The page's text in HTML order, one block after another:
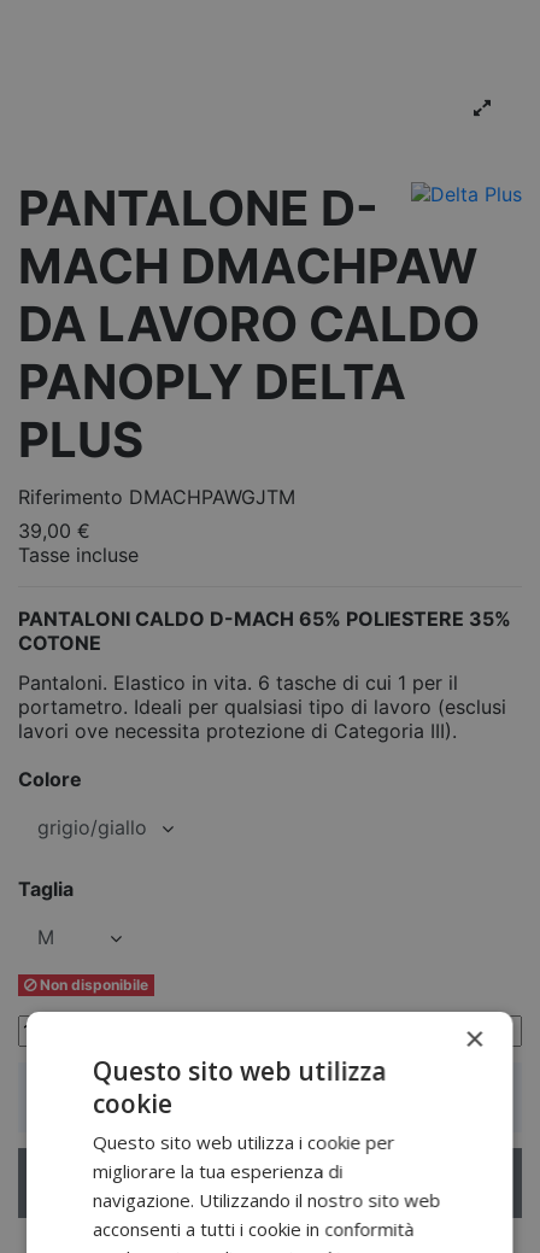
PANTALONE D-
MACH DMACHPAW
DA LAVORO CALDO
PANOPLY DELTA
PLUS
Riferimento DMACHPAWGJTM
39,00 €
Tasse incluse
PANTALONI CALDO D-MACH 65% POLIESTERE 35%
COTONE
Pantaloni. Elastico in vita. 6 tasche di cui 1 per il
portametro. Ideali per qualsiasi tipo di lavoro (esclusi
lavori ove necessita protezione di Categoria III).
Colore
Taglia
Non disponibile
×
Questo sito web utilizza
cookie
Questo sito web utilizza i cookie per
migliorare la tua esperienza di
navigazione. Utilizzando il nostro sito web
acconsenti a tutti i cookie in conformità